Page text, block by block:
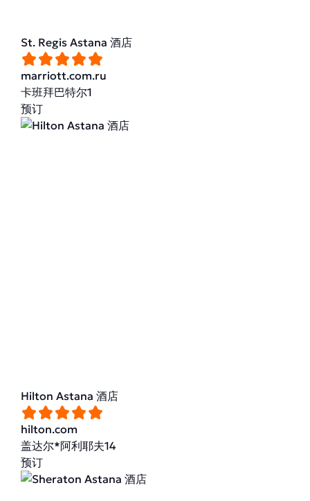
St. Regis Astana 酒店
marriott.com.ru
卡班拜巴特尔1
预订
Hilton Astana 酒店
hilton.com
盖达尔*阿利耶夫14
预订